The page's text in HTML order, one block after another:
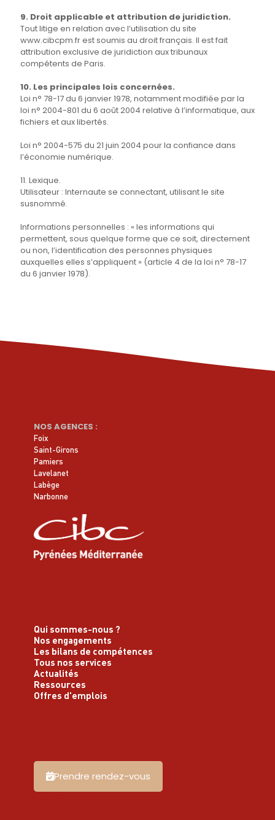
9. Droit applicable et attribution de juridiction.
Tout litige en relation avec l’utilisation du site
www.cibcpm.fr est soumis au droit français. Il est fait
attribution exclusive de juridiction aux tribunaux
compétents de Paris.
10. Les principales lois concernées.
Loi n° 78-17 du 6 janvier 1978, notamment modifiée par la
loi n° 2004-801 du 6 août 2004 relative à l’informatique, aux
fichiers et aux libertés.
Loi n° 2004-575 du 21 juin 2004 pour la confiance dans
l’économie numérique.
11. Lexique.
Utilisateur : Internaute se connectant, utilisant le site
susnommé.
Informations personnelles : « les informations qui
permettent, sous quelque forme que ce soit, directement
ou non, l’identification des personnes physiques
auxquelles elles s’appliquent » (article 4 de la loi n° 78-17
du 6 janvier 1978).
NOS AGENCES :
Foix
Saint-Girons
Pamiers
Lavelanet
Labège
Narbonne
Qui sommes-nous ?
Nos engagements
Les bilans de compétences
Tous nos services
Actualités
Ressources
Offres d'emplois
Prendre rendez-vous